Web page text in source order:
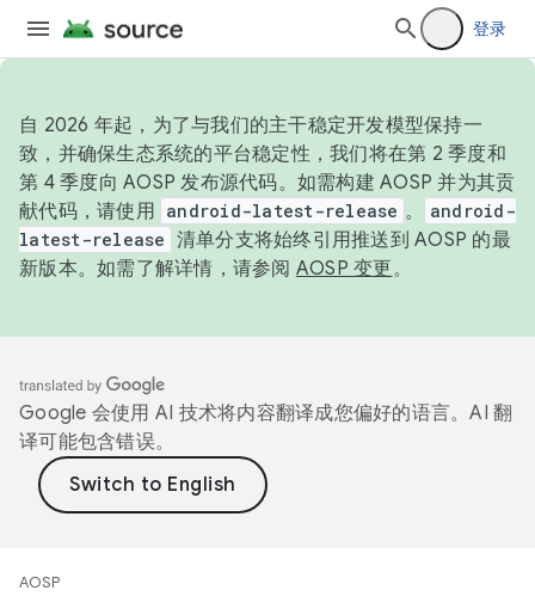
登录
自 2026 年起，为了与我们的主干稳定开发模型保持一
致，并确保生态系统的平台稳定性，我们将在第 2 季度和
第 4 季度向 AOSP 发布源代码。如需构建 AOSP 并为其贡
献代码，请使用 android-latest-release 。
android-
latest-release 清单分支将始终引用推送到 AOSP 的最
新版本。如需了解详情，请参阅 AOSP 变更。
Google 会使用 AI 技术将内容翻译成您偏好的语言。AI 翻
译可能包含错误。
AOSP